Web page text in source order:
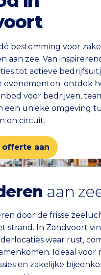
bestemming voor
aan zee. Van
tot actieve
evenementen: ontdek
voor bedrijven,
een unieke omgeving
en circuit.
offerte aan
zee
aan
door de frisse
strand. In Zandvoort
waar rust,
Ideaal voor
en zakelijke